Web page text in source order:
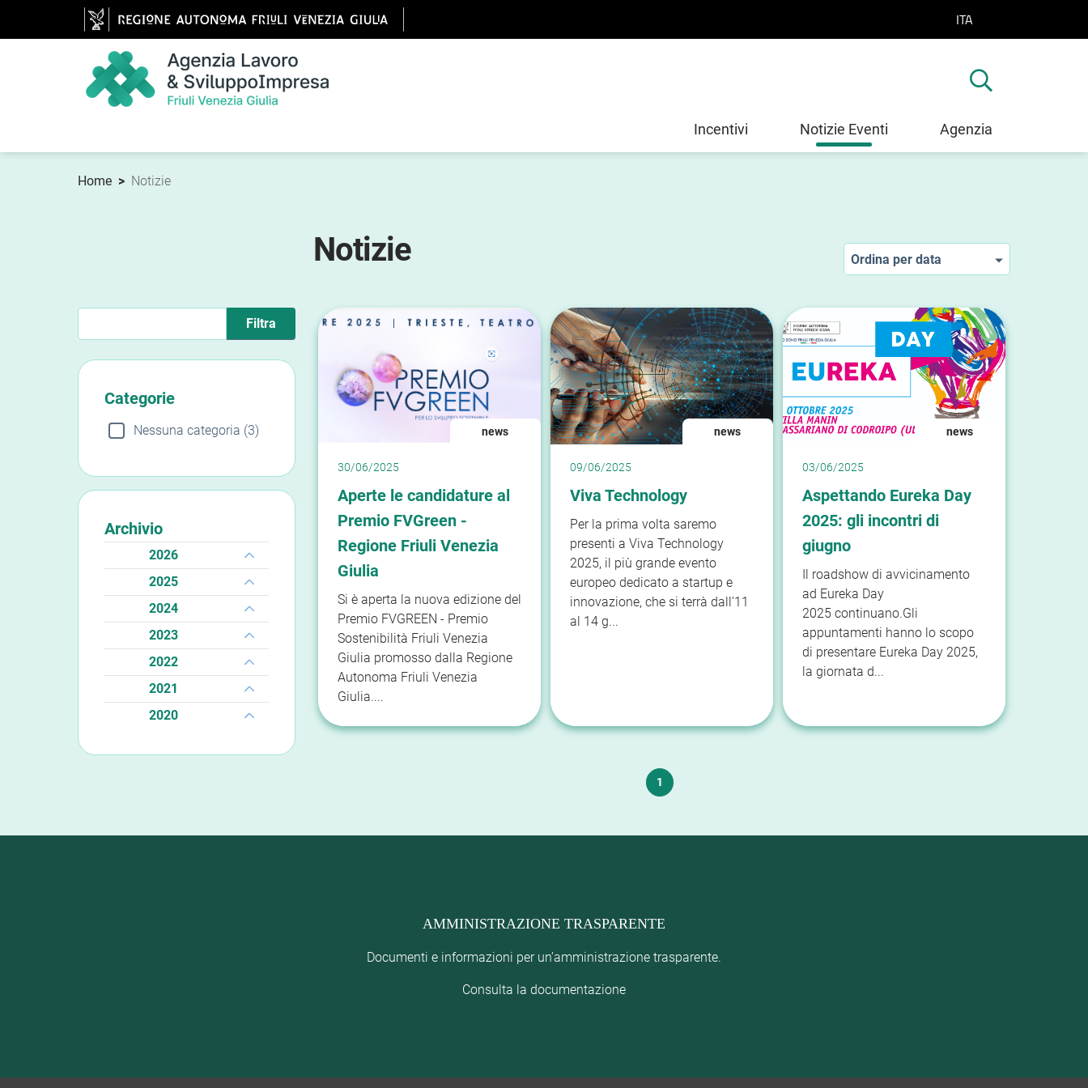
SELEZIONE LINGUA:
ITA
Incentivi Notizie Eventi Agenzia
Home > Notizie
Notizie Ordina per data
Categorie
Nessuna categoria (3)
Archivio
2026
2025
2024
2023
2022
2021
2020
news
30/06/2025
Aperte le candidature al
Premio FVGreen -
Regione Friuli Venezia
Giulia
Si è aperta la nuova edizione del
Premio FVGREEN - Premio
Sostenibilità Friuli Venezia
Giulia promosso dalla Regione
Autonoma Friuli Venezia
Giulia....
news
09/06/2025
Viva Technology
Per la prima volta saremo
presenti a Viva Technology
2025, il più grande evento
europeo dedicato a startup e
innovazione, che si terrà dall’11
al 14 g...
news
03/06/2025
Aspettando Eureka Day
2025: gli incontri di
giugno
Il roadshow di avvicinamento
ad Eureka Day
2025 continuano.Gli
appuntamenti hanno lo scopo
di presentare Eureka Day 2025,
la giornata d...
1
AMMINISTRAZIONE TRASPARENTE
Documenti e informazioni per un’amministrazione trasparente.
Consulta la documentazione